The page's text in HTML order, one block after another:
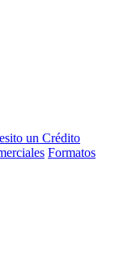
esito un Crédito
erciales Formatos